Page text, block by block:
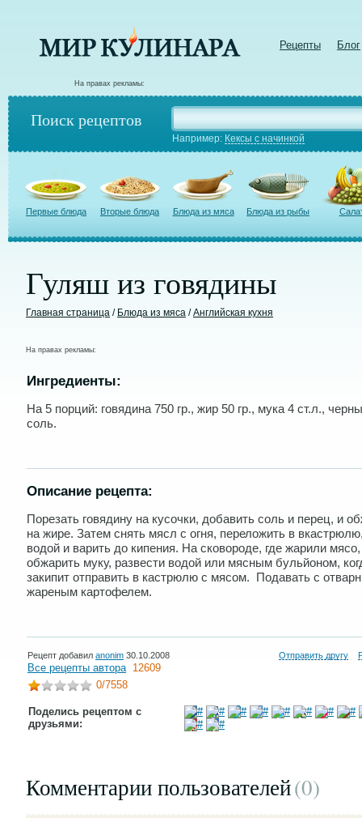
Рецепты Блог
На правах рекламы:
Поиск рецептов
Например: Кексы с начинкой
Первые блюда Вторые блюда Блюда из мяса Блюда из рыбы
Гуляш из говядины
Главная страница / Блюда из мяса /Английская кухня
На правах рекламы:
Ингредиенты:
На 5 порций: говядина 750 гр., жир 50 гр., мука 4 ст.л.,
соль.
Описание рецепта:
Порезать говядину на кусочки, добавить соль и перец, и
на жире. Затем снять мясл с огня, переложить в
водой и варить до кипения. На сковороде, где жарили мясо,
обжарить муку, развести водой или мясным бульйоном,
закипит отправить в кастрюлю с мясом. Подавать с
жареным картофелем.
Рецепт добавил anonim 30.10.2008 Отправить другу
Все рецепты автора 12609
0/7558
Поделись рецептом с
друзьями:
Комментарии пользователей(0)